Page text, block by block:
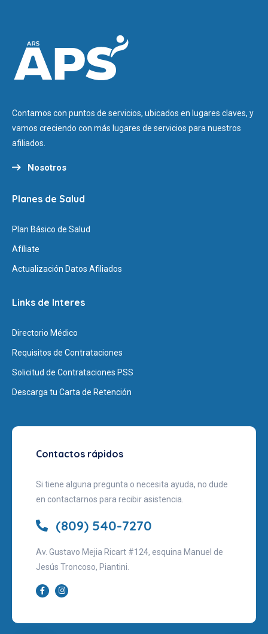
Contamos con puntos de servicios, ubicados en lugares claves, y
vamos creciendo con más lugares de servicios para nuestros
afiliados.
Nosotros
Planes de Salud
Plan Básico de Salud
Afíliate
Actualización Datos Afiliados
Links de Interes
Directorio Médico
Requisitos de Contrataciones
Solicitud de Contrataciones PSS
Descarga tu Carta de Retención
Contactos rápidos
Si tiene alguna pregunta o necesita ayuda, no dude
en contactarnos para recibir asistencia.
(809) 540-7270
Av. Gustavo Mejia Ricart #124, esquina Manuel de
Jesús Troncoso, Piantini.